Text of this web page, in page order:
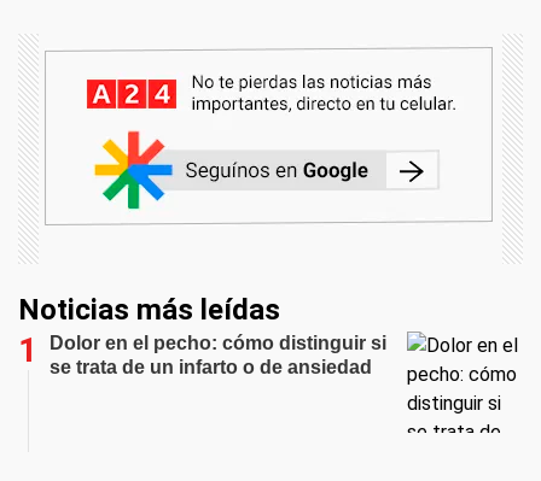
Noticias más leídas
Dolor en el pecho: cómo distinguir si
se trata de un infarto o de ansiedad